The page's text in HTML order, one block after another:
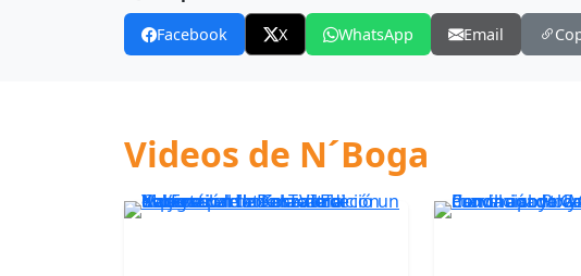
Facebook X WhatsApp Email
Videos de N´Boga